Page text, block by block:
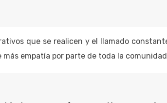
que se realicen y el llamado
empatía por parte de toda la